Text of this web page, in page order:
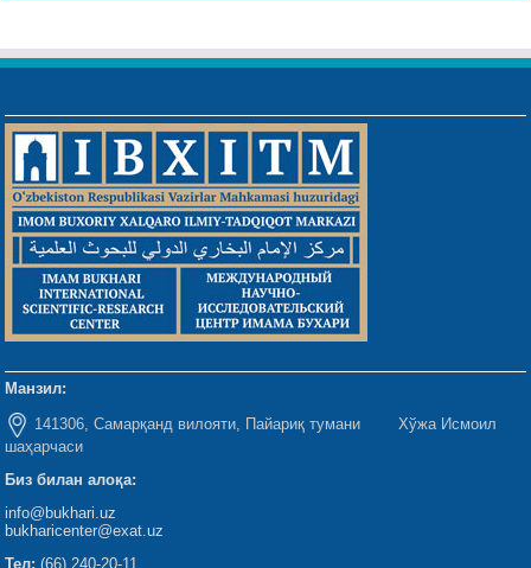
Манзил:
141306, Самарқанд вилояти, Пайариқ тумани Хўжа Исмоил
шаҳарчаси
Биз билан алоқа:
info@bukhari.uz
bukharicenter@exat.uz
Тел: (66) 240-20-11